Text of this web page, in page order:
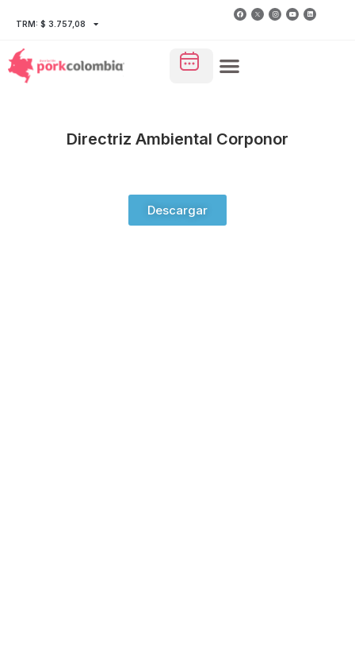
TRM: $ 3.757,08
Directriz Ambiental Corponor
Descargar